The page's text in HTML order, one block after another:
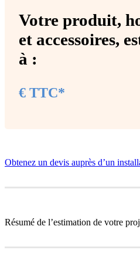
Votre produit,
et accessoires,
à :
€ TTC*
Obtenez un devis auprès d’un
Résumé de l’estimation de votre